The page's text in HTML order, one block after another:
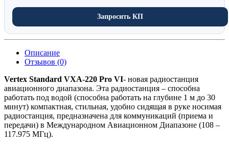
Запросить КП
Описание
Отзывов (0)
Vertex Standard VXА-220 Pro VI- новая радиостанция
авиационного диапазона. Эта радиостанция – способна
работать под водой (способна работать на глубине 1 м до 30
минут) компактная, стильная, удобно сидящая в руке носимая
радиостанция, предназначена для коммуникаций (приема и
передачи) в Международном Авиационном Диапазоне (108 –
117.975 МГц).